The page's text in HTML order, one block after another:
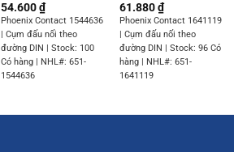
54.600₫
Phoenix Contact 1544636
| Cụm đấu nối theo
đường DIN | Stock: 100
Có hàng | NHL#: 651-
1544636
61.880₫
Phoenix Contact 1641119
| Cụm đấu nối theo
đường DIN | Stock: 96 Có
hàng | NHL#: 651-
1641119